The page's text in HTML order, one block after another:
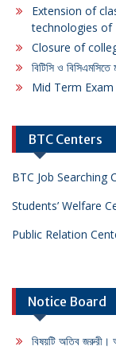
Extension of
technologies of
Closure of
বিটিসি ও
Mid Term
BTC Centers
BTC Job Searching
Students’ Welfare
Public Relation
Notice Board
বিষয়টি অতিব জরুরী।